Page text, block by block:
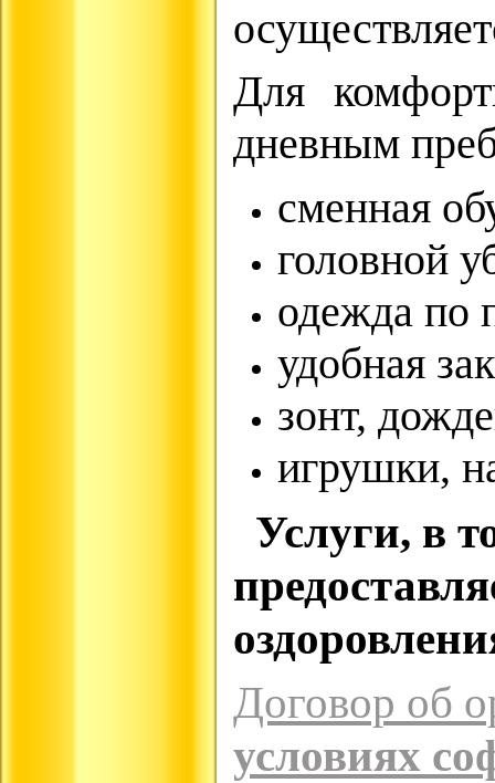
Для
дневным
сменная
головной
одежда по
удобная
зонт,
игрушки,
Услуги, в
Договор об
условиях